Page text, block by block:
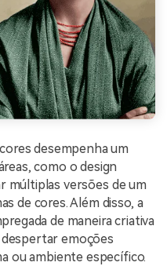
desempenha um
como o design
múltiplas versões de um
de cores. Além disso, a
de maneira criativa
emoções
ou ambiente específico.